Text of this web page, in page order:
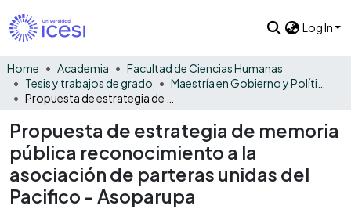
Log In
Home Academia
Facultad de Ciencias Humanas
Tesis y trabajos de grado
Propuesta de estrategia de memoria
pública reconocimiento a la
asociación de parteras unidas del
Pacifico - Asoparupa